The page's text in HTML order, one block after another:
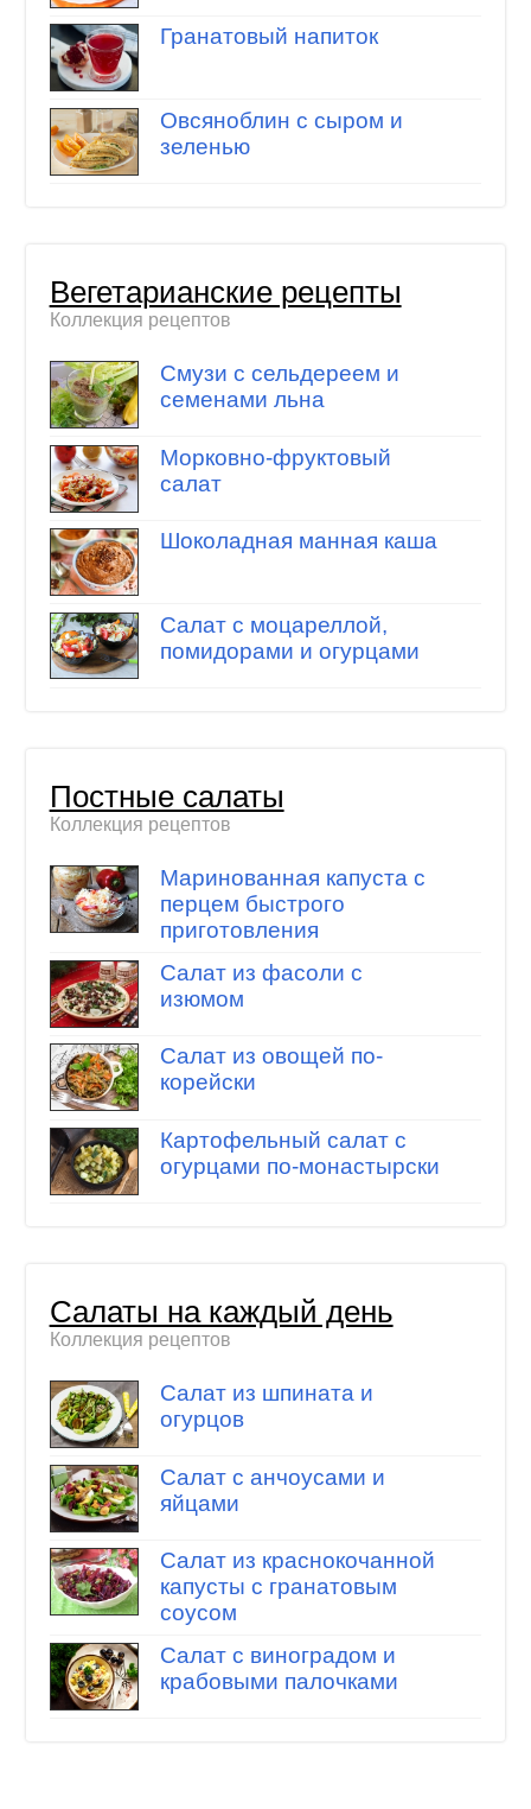
Гранатовый напиток
Овсяноблин с сыром и
зеленью
Вегетарианские рецепты
Коллекция рецептов
Смузи с сельдереем и
семенами льна
Морковно-фруктовый
салат
Шоколадная манная каша
Салат с моцареллой,
помидорами и огурцами
Постные салаты
Коллекция рецептов
Маринованная капуста с
перцем быстрого
приготовления
Салат из фасоли с
изюмом
Салат из овощей по-
корейски
Картофельный салат с
огурцами по-монастырски
Салаты на каждый день
Коллекция рецептов
Салат из шпината и
огурцов
Салат с анчоусами и
яйцами
Салат из краснокочанной
капусты с гранатовым
соусом
Салат с виноградом и
крабовыми палочками